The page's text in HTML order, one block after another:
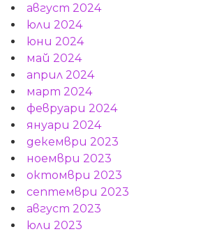
август 2024
юли 2024
юни 2024
май 2024
април 2024
март 2024
февруари 2024
януари 2024
декември 2023
ноември 2023
октомври 2023
септември 2023
август 2023
юли 2023